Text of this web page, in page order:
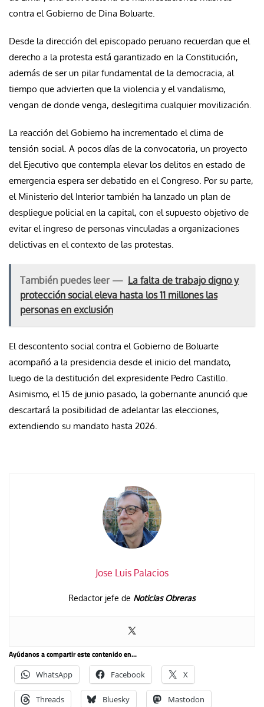
contra el Gobierno de Dina Boluarte.
Desde la dirección del episcopado peruano recuerdan que el
derecho a la protesta está garantizado en la Constitución,
además de ser un pilar fundamental de la democracia, al
tiempo que advierten que la violencia y el vandalismo,
vengan de donde venga, deslegitima cualquier movilización.
La reacción del Gobierno ha incrementado el clima de
tensión social. A pocos días de la convocatoria, un proyecto
del Ejecutivo que contempla elevar los delitos en estado de
emergencia espera ser debatido en el Congreso. Por su parte,
el Ministerio del Interior también ha lanzado un plan de
despliegue policial en la capital, con el supuesto objetivo de
evitar el ingreso de personas vinculadas a organizaciones
delictivas en el contexto de las protestas.
También puedes leer — La falta de trabajo digno y
protección social eleva hasta los 11 millones las
personas en exclusión
El descontento social contra el Gobierno de Boluarte
acompañó a la presidencia desde el inicio del mandato,
luego de la destitución del expresidente Pedro Castillo.
Asimismo, el 15 de junio pasado, la gobernante anunció que
descartará la posibilidad de adelantar las elecciones,
extendiendo su mandato hasta 2026.
Jose Luis Palacios
Redactor jefe de Noticias Obreras
Ayúdanos a compartir este contenido en...
WhatsApp Facebook X
Threads Bluesky Mastodon